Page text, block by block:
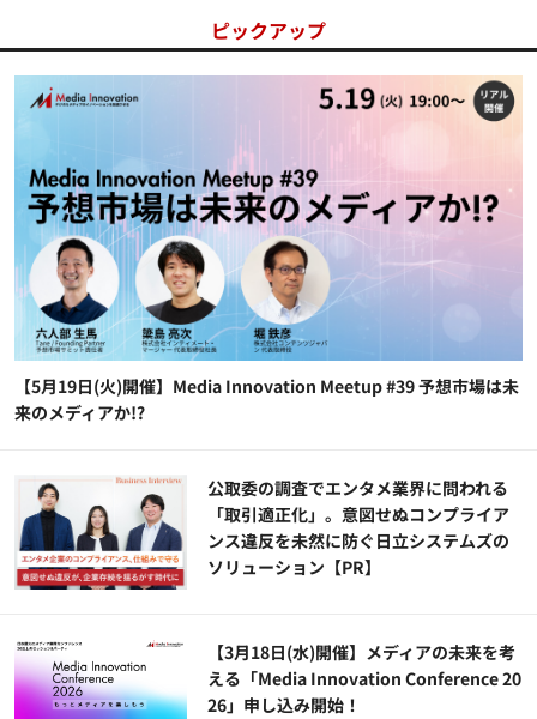
ピックアップ
【5月19日(火)開催】Media Innovation Meetup #39 予想市場は未
来のメディアか!?
公​​取委の調査でエンタメ業界に問われる
「取引適正化」。意図せぬコンプライア
ンス違反を未然に防ぐ日立システムズの
ソリューション​【PR】
【3月18日(水)開催】メディアの未来を考
える「Media Innovation Conference 20
26」申し込み開始！